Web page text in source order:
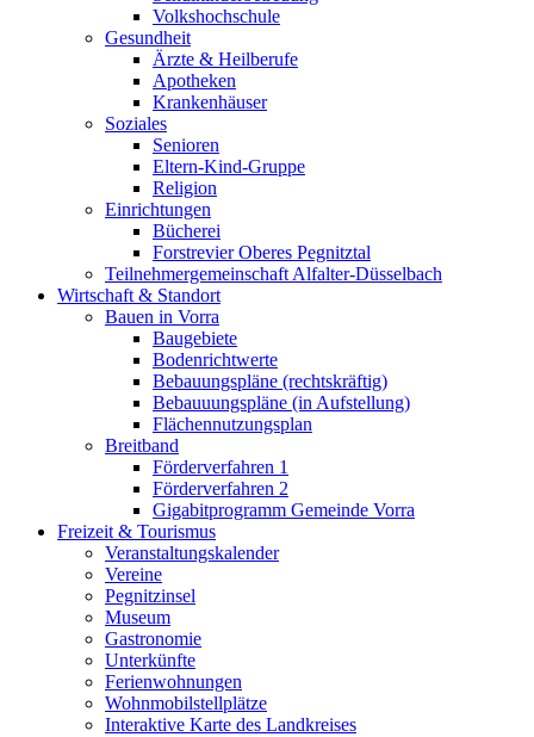
Volkshochschule
Gesundheit
Ärzte & Heilberufe
Apotheken
Krankenhäuser
Soziales
Senioren
Eltern-Kind-Gruppe
Religion
Einrichtungen
Bücherei
Forstrevier Oberes Pegnitztal
Teilnehmergemeinschaft Alfalter-Düsselbach
Wirtschaft & Standort
Bauen in Vorra
Baugebiete
Bodenrichtwerte
Bebauungspläne (rechtskräftig)
Bebauuungspläne (in Aufstellung)
Flächennutzungsplan
Breitband
Förderverfahren 1
Förderverfahren 2
Gigabitprogramm Gemeinde Vorra
Freizeit & Tourismus
Veranstaltungskalender
Vereine
Pegnitzinsel
Museum
Gastronomie
Unterkünfte
Ferienwohnungen
Wohnmobilstellplätze
Interaktive Karte des Landkreises